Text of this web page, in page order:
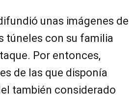
unas imágenes de
túneles con su familia
Por entonces,
de las que disponía
también considerado